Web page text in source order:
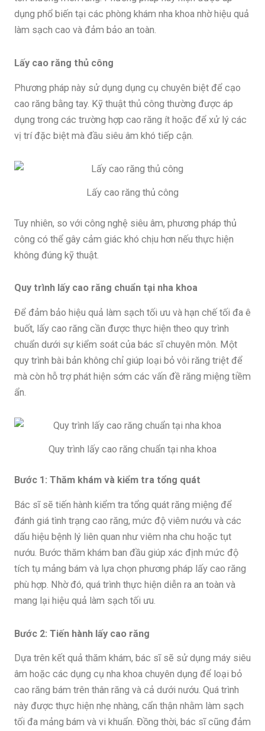
dụng phổ biến tại các phòng khám nha khoa nhờ hiệu quả
làm sạch cao và đảm bảo an toàn.
Lấy cao răng thủ công
Phương pháp này sử dụng dụng cụ chuyên biệt để cạo
cao răng bằng tay. Kỹ thuật thủ công thường được áp
dụng trong các trường hợp cao răng ít hoặc để xử lý các
vị trí đặc biệt mà đầu siêu âm khó tiếp cận.
Lấy cao răng thủ công
Tuy nhiên, so với công nghệ siêu âm, phương pháp thủ
công có thể gây cảm giác khó chịu hơn nếu thực hiện
không đúng kỹ thuật.
Quy trình lấy cao răng chuẩn tại nha khoa
Để đảm bảo hiệu quả làm sạch tối ưu và hạn chế tối đa ê
buốt, lấy cao răng cần được thực hiện theo quy trình
chuẩn dưới sự kiểm soát của bác sĩ chuyên môn. Một
quy trình bài bản không chỉ giúp loại bỏ vôi răng triệt để
mà còn hỗ trợ phát hiện sớm các vấn đề răng miệng tiềm
ẩn.
Quy trình lấy cao răng chuẩn tại nha khoa
Bước 1: Thăm khám và kiểm tra tổng quát
Bác sĩ sẽ tiến hành kiểm tra tổng quát răng miệng để
đánh giá tình trạng cao răng, mức độ viêm nướu và các
dấu hiệu bệnh lý liên quan như viêm nha chu hoặc tụt
nướu. Bước thăm khám ban đầu giúp xác định mức độ
tích tụ mảng bám và lựa chọn phương pháp lấy cao răng
phù hợp. Nhờ đó, quá trình thực hiện diễn ra an toàn và
mang lại hiệu quả làm sạch tối ưu.
Bước 2: Tiến hành lấy cao răng
Dựa trên kết quả thăm khám, bác sĩ sẽ sử dụng máy siêu
âm hoặc các dụng cụ nha khoa chuyên dụng để loại bỏ
cao răng bám trên thân răng và cả dưới nướu. Quá trình
này được thực hiện nhẹ nhàng, cẩn thận nhằm làm sạch
tối đa mảng bám và vi khuẩn. Đồng thời, bác sĩ cũng đảm